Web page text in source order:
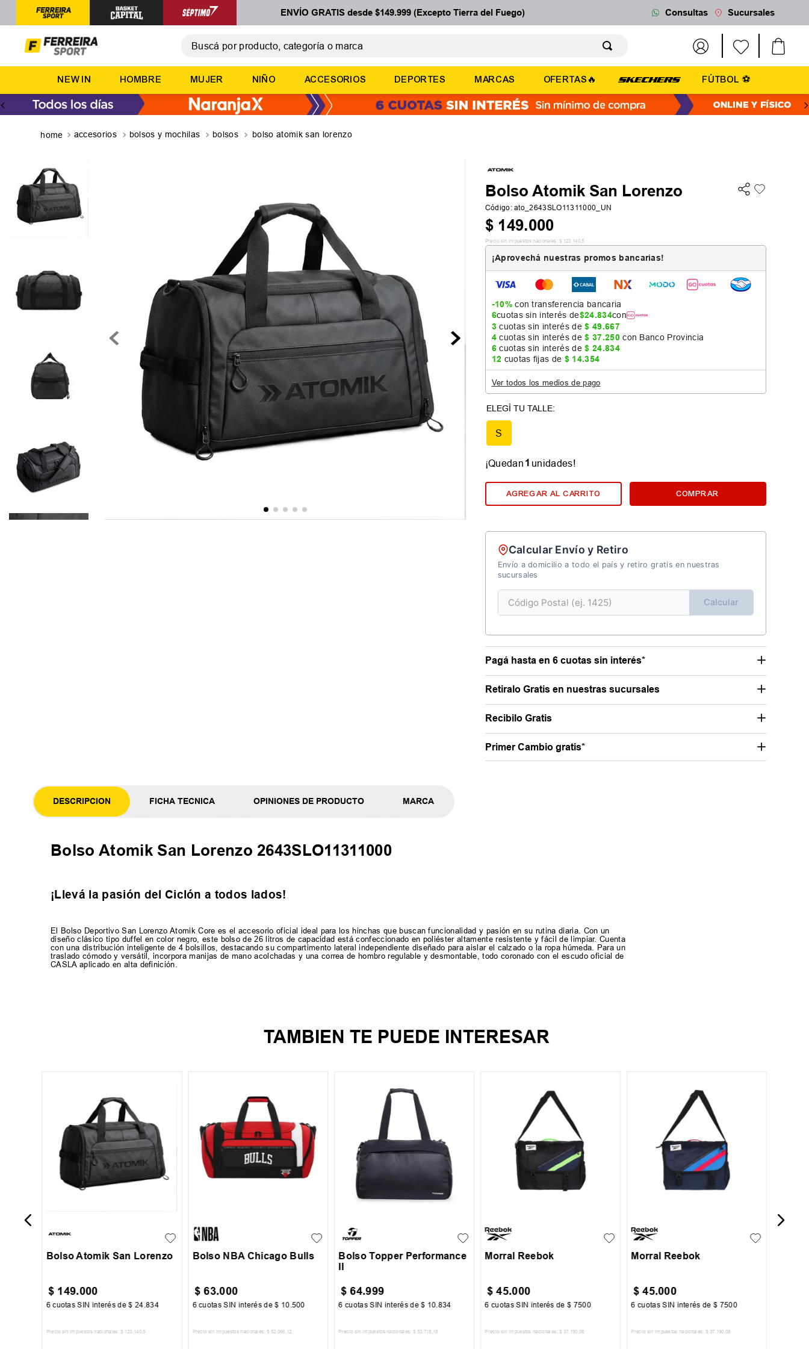
ENVÍO GRATIS desde $149.999 (Excepto Tierra del Fuego) Consultas Sucursales
TÉRMINOS MÁS BUSCADOS
2
basquet
3.
zapatillas mujer
NEW IN HOMBRE MUJER NIÑO ACCESORIOS DEPORTES MARCAS OFERTAS🔥 FÚTBOL ⚽
accesorios bolsos y mochilas bolsos bolso atomik san lorenzo
Bolso Atomik San Lorenzo
Código:ato_2643SLO11311000_UN
$ 149.000
Precio sin impuestos nacionales: $ 123 .140,5
¡Aprovechá nuestras promos bancarias!
-10%con transferencia bancaria
6cuotas sin interés de$24.834con
3cuotas sin interés de$ 49.667
4cuotas sin interés de$ 37.250 con Banco Provincia
6cuotas sin interés de$ 24.834
12 cuotas fijas de $ 14.354
Ver todos los medios de pago
S
¡Quedan 1 unidades!
AGREGAR AL CARRITO COMPRAR
Calcular Envío y Retiro
Envío a domicilio a todo el país y retiro gratis en nuestras
sucursales
Calcular
Pagá hasta en 6 cuotas sin interés*
Retiralo Gratis en nuestras sucursales
Recibilo Gratis
Primer Cambio gratis*
DESCRIPCION FICHA TECNICA OPINIONES DE PRODUCTO MARCA
Bolso Atomik San Lorenzo 2643SLO11311000
¡Llevá la pasión del Ciclón a todos lados!
El Bolso Deportivo San Lorenzo Atomik Core es el accesorio oficial ideal para los hinchas que buscan funcionalidad y pasión en su rutina diaria. Con un
diseño clásico tipo duffel en color negro, este bolso de 26 litros de capacidad está confeccionado en poliéster altamente resistente y fácil de limpiar. Cuenta
con una distribución inteligente de 4 bolsillos, destacando su compartimento lateral independiente diseñado para aislar el calzado o la ropa húmeda. Para un
traslado cómodo y versátil, incorpora manijas de mano acolchadas y una correa de hombro regulable y desmontable, todo coronado con el escudo oficial de
CASLA aplicado en alta definición.
TAMBIEN TE PUEDE INTERESAR
Bolso Atomik San Lorenzo
$ 149.000
6 cuotas SIN interés de$ 24 .834
Precio sin impuestos nacionales: $ 123 .140,5
Bolso NBA Chicago Bulls
$ 63.000
6 cuotas SIN interés de$ 10 .500
Precio sin impuestos nacionales: $ 52.066 ,12
Bolso Topper Performance
II
$ 64.999
6 cuotas SIN interés de$ 10 834
Precio sin impuestos nacionales: $ 53.718 ,18
Morral Reebok
$ 45.000
6 cuotas SIN interés de$ 7500
Precio sin impuestos nacionales: $ 37. 190 ,08
Morral Reebok
$ 45.000
6 cuotas SIN interés de$ 7500
Precio sin impuestos nacionales: $ 37. 190 ,08